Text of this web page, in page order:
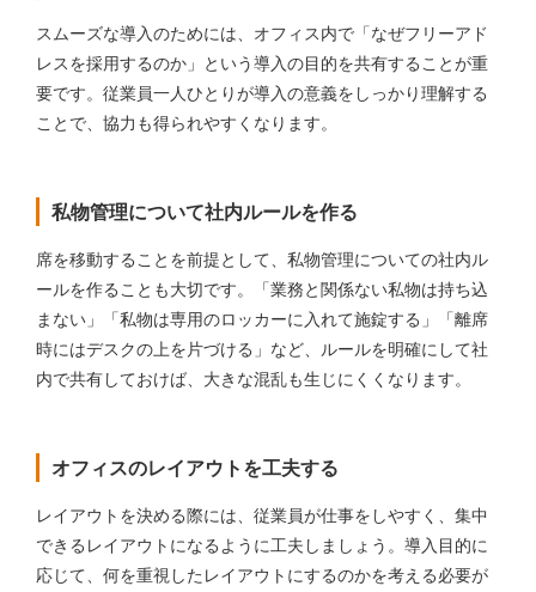
スムーズな導入のためには、オフィス内で「なぜフリーアド
レスを採用するのか」という導入の目的を共有することが重
要です。従業員一人ひとりが導入の意義をしっかり理解する
ことで、協力も得られやすくなります。
私物管理について社内ルールを作る
席を移動することを前提として、私物管理についての社内ル
ールを作ることも大切です。「業務と関係ない私物は持ち込
まない」「私物は専用のロッカーに入れて施錠する」「離席
時にはデスクの上を片づける」など、ルールを明確にして社
内で共有しておけば、大きな混乱も生じにくくなります。
オフィスのレイアウトを工夫する
レイアウトを決める際には、従業員が仕事をしやすく、集中
できるレイアウトになるように工夫しましょう。導入目的に
応じて、何を重視したレイアウトにするのかを考える必要が